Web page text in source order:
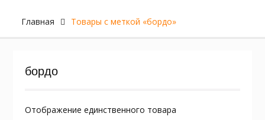
Главная Товары с меткой «бордо»
бордо
Отображение единственного товара